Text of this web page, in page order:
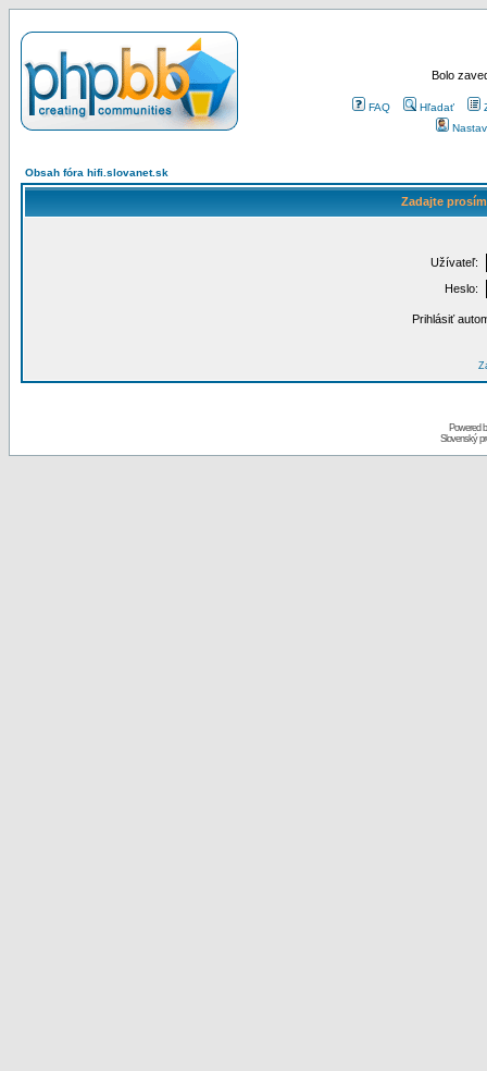
Bolo
FAQ Hľadať
Obsah fóra hifi.slovanet.sk
Zadajte
Užívateľ:
Heslo:
Prihlásiť
Powered
Slovenský